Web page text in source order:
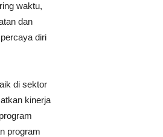
waktu,
dan
diri
di sektor
kinerja
program